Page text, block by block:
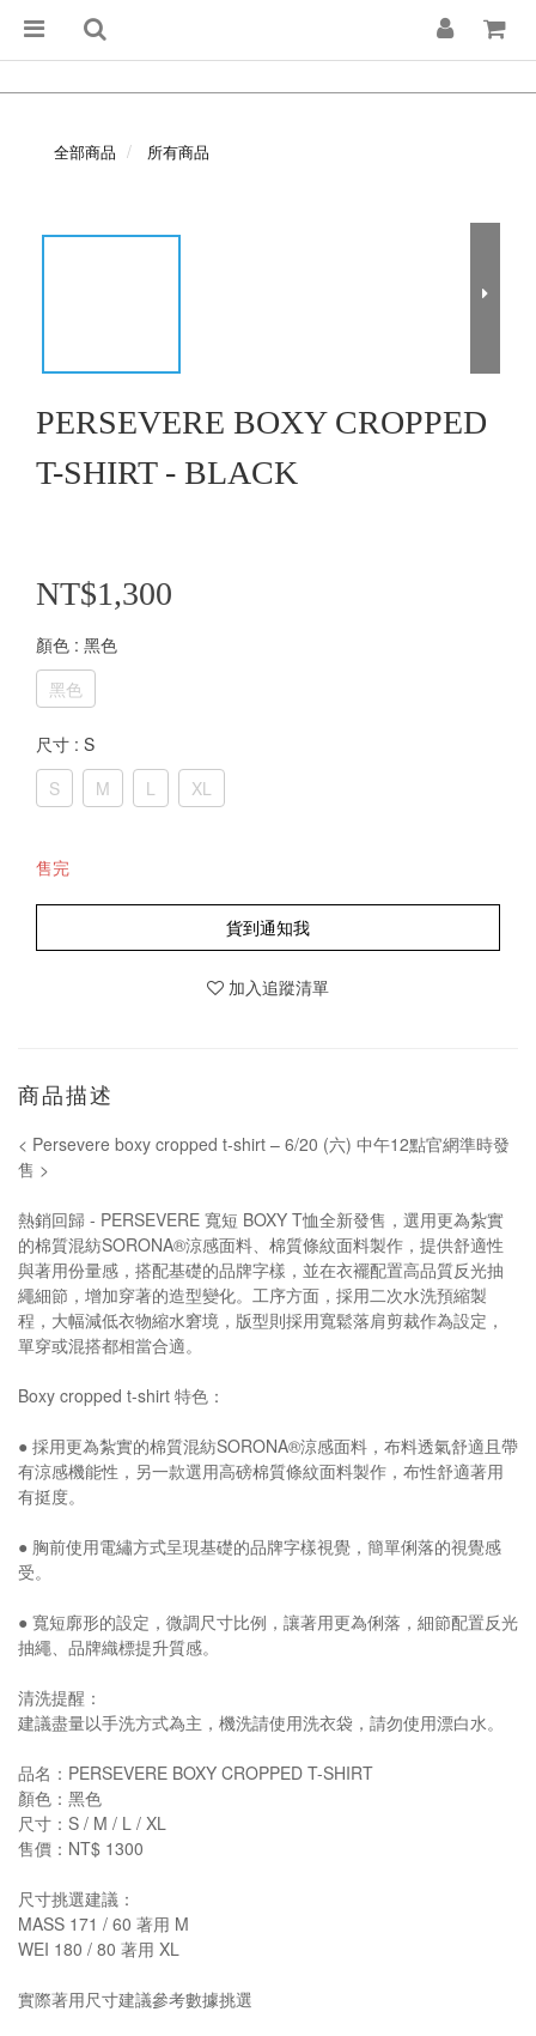
全部商品 所有商品
PERSEVERE BOXY CROPPED
T-SHIRT - BLACK
NT$1,300
顏色 : 黑色
黑色
尺寸 : S
S
M L XL
售完
貨到通知我
加入追蹤清單
商品描述
< Persevere boxy cropped t-shirt – 6/20 (六) 中午12點官網準時發
售 >
熱銷回歸 - PERSEVERE 寬短 BOXY T恤全新發售，選用更為紮實
的棉質混紡SORONA®涼感面料、棉質條紋面料製作，提供舒適性
與著用份量感，搭配基礎的品牌字樣，並在衣襬配置高品質反光抽
繩細節，增加穿著的造型變化。工序方面，採用二次水洗預縮製
程，大幅減低衣物縮水窘境，版型則採用寬鬆落肩剪裁作為設定，
單穿或混搭都相當合適。
Boxy cropped t-shirt 特色：
● 採用更為紮實的棉質混紡SORONA®涼感面料，布料透氣舒適且帶
有涼感機能性，另一款選用高磅棉質條紋面料製作，布性舒適著用
有挺度。
● 胸前使用電繡方式呈現基礎的品牌字樣視覺，簡單俐落的視覺感
受。
● 寬短廓形的設定，微調尺寸比例，讓著用更為俐落，細節配置反光
抽繩、品牌織標提升質感。
清洗提醒：
建議盡量以手洗方式為主，機洗請使用洗衣袋，請勿使用漂白水。
品名：PERSEVERE BOXY CROPPED T-SHIRT
顏色：黑色
尺寸：S / M / L / XL
售價：NT$ 1300
尺寸挑選建議：
MASS 171 / 60 著用 M
WEI 180 / 80 著用 XL
實際著用尺寸建議參考數據挑選